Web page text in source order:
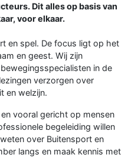
Dit alles op basis van
voor elkaar.
en spel. De focus ligt op het
en geest. Wij zijn
in de
verzorgen over
en welzijn.
vooral gericht op mensen
begeleiding willen
over Buitensport en
langs en maak kennis met